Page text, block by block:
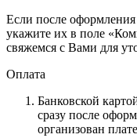
Если после оформления
укажите их в поле
свяжемся с Вами для
Оплата
Банковской
сразу после
организован